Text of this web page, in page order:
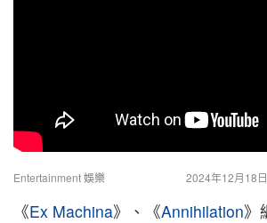
Entertainment 娛樂 2024年12月18日
《Ex Machina》、《Annihilation》